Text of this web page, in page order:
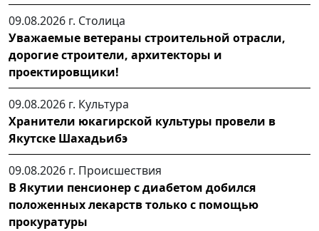
09.08.2026 г. Столица
Уважаемые ветераны строительной отрасли,
дорогие строители, архитекторы и
проектировщики!
09.08.2026 г. Культура
Хранители юкагирской культуры провели в
Якутске Шахадьибэ
09.08.2026 г. Происшествия
В Якутии пенсионер с диабетом добился
положенных лекарств только с помощью
прокуратуры